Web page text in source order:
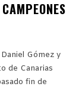
de Canarias
fin de